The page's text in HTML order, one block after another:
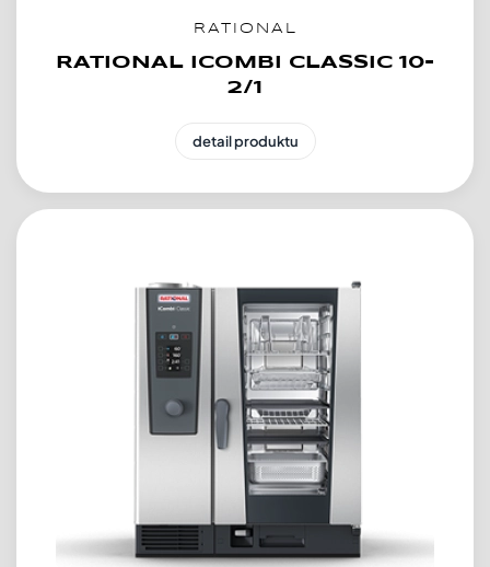
RATIONAL
RATIONAL ICOMBI CLASSIC 10-
2/1
detail produktu